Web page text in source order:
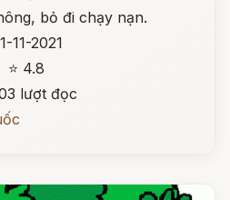
bỏ đi chạy nạn.
11-2021
⭐ 4.8
lượt đọc